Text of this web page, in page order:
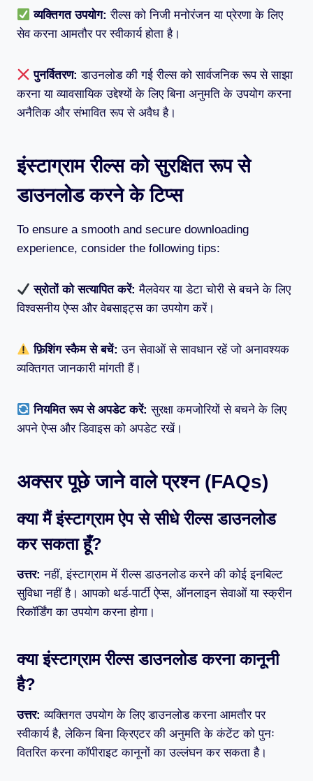
व्यक्तिगत उपयोग: रील्स को निजी मनोरंजन या प्रेरणा के लिए
सेव करना आमतौर पर स्वीकार्य होता है।
पुनर्वितरण:डाउनलोड की गई रील्स को सार्वजनिक रूप से साझा
करना या व्यावसायिक उद्देश्यों के लिए बिना अनुमति के उपयोग करना
अनैतिक और संभावित रूप से अवैध है।
इंस्टाग्राम रील्स को सुरक्षित रूप से
डाउनलोड करने के टिप्स
To ensure a smooth and secure downloading
experience, consider the following tips:
स्रोतों को सत्यापित करें: मैलवेयर या डेटा चोरी से बचने के लिए
विश्वसनीय ऐप्स और वेबसाइट्स का उपयोग करें।
फ़िशिंग स्कैम से बचें: उन सेवाओं से सावधान रहें जो अनावश्यक
व्यक्तिगत जानकारी मांगती हैं।
नियमित रूप से अपडेट करें: सुरक्षा कमजोरियों से बचने के लिए
अपने ऐप्स और डिवाइस को अपडेट रखें।
अक्सर पूछे जाने वाले प्रश्न (FAQs)
क्या मैं इंस्टाग्राम ऐप से सीधे रील्स डाउनलोड
कर सकता हूँ?
उत्तर: नहीं, इंस्टाग्राम में रील्स डाउनलोड करने की कोई इनबिल्ट
सुविधा नहीं है। आपको थर्ड-पार्टी ऐप्स, ऑनलाइन सेवाओं या स्क्रीन
रिकॉर्डिंग का उपयोग करना होगा।
क्या इंस्टाग्राम रील्स डाउनलोड करना कानूनी
है?
उत्तर: व्यक्तिगत उपयोग के लिए डाउनलोड करना आमतौर पर
स्वीकार्य है, लेकिन बिना क्रिएटर की अनुमति के कंटेंट को पुनः
वितरित करना कॉपीराइट कानूनों का उल्लंघन कर सकता है।